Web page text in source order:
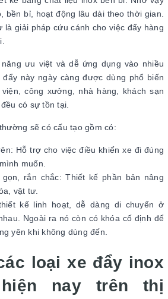
bền bỉ, hoạt động lâu dài theo thời gian.
là giải pháp cứu cánh cho việc đẩy hàng
ưu việt và dễ ứng dụng vào nhiều
này ngày càng được dùng phổ biến
công xưởng, nhà hàng, khách sạn
có sự tồn tại.
sẽ có cấu tạo gồm có:
Hỗ trợ cho việc điều khiển xe đi đúng
muốn.
rắn chắc: Thiết kế phần bản nâng
vật tư.
kế linh hoạt, dễ dàng di chuyển ở
Ngoài ra nó còn có khóa cố định để
yên khi không dùng đến.
loại xe đẩy inox
nay trên thị